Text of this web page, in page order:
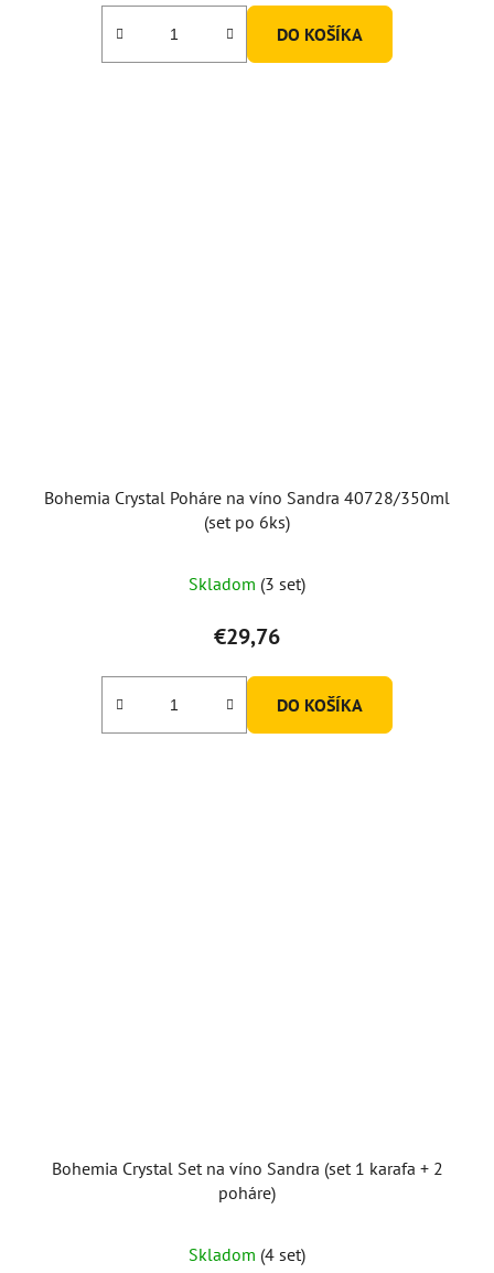
DO KOŠÍKA
Bohemia Crystal Poháre na víno Sandra 40728/350ml
(set po 6ks)
Skladom (3 set)
€29,76
DO KOŠÍKA
Bohemia Crystal Set na víno Sandra (set 1 karafa + 2
poháre)
Skladom (4 set)